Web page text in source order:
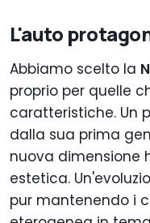
L'auto
Abbiamo scelto la
proprio per quelle
caratteristiche. Un
dalla sua prima
nuova dimensione
estetica.
pur mantenendo i